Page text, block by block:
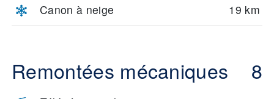
Canon à neige 19 km
Remontées mécaniques 8